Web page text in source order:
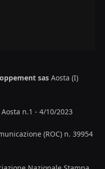
sas Aosta (I)
n.1 - 4/10/2023
(ROC) n. 39954